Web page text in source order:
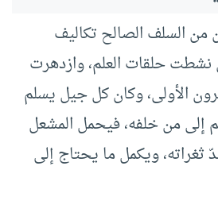
من السلف الصالح تكاليف
نشطت حلقات العلم، وازدهرت
الأولى، وكان كل جيل يسلم
إلى من خلفه، فيحمل المشعل
ثغراته، ويكمل ما يحتاج إلى